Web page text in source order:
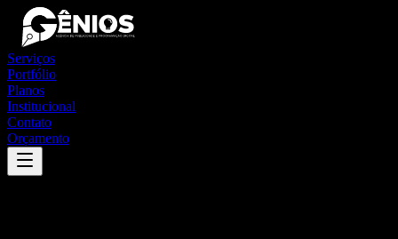
Serviços
Portfólio
Planos
Institucional
Contato
Orçamento